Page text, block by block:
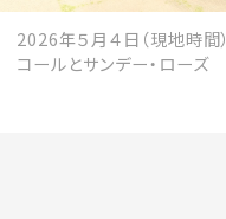
SPUR 2026 JULY
2026年9月号
2026年５月４日（現地時間
コールとサンデー・ロ